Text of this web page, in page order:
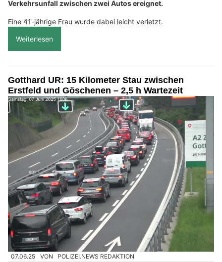
Verkehrsunfall zwischen zwei Autos ereignet.
Eine 41-jährige Frau wurde dabei leicht verletzt.
Weiterlesen
Gotthard UR: 15 Kilometer Stau zwischen
Erstfeld und Göschenen – 2,5 h Wartezeit
07.06.25 VON POLIZEI.NEWS REDAKTION